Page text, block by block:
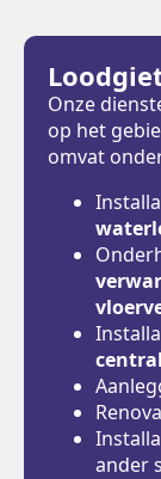
Onze
op het
omvat
ander